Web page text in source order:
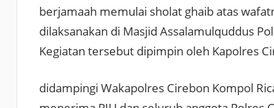
berjamaah memulai sholat ghaib atas
dilaksanakan di Masjid Assalamulquddus
Kegiatan tersebut dipimpin oleh Kapolres
didampingi Wakapolres Cirebon Kompol